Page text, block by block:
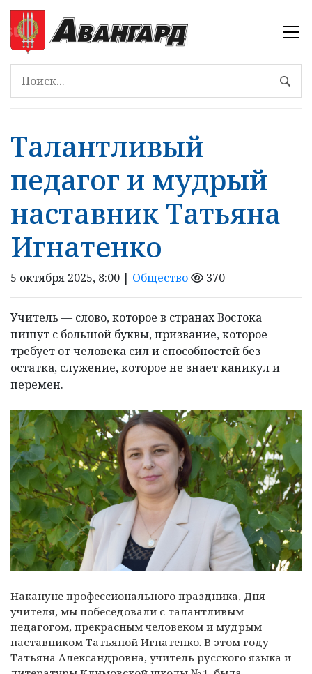
Талантливый
педагог и мудрый
наставник Татьяна
Игнатенко
5 октября 2025, 8:00 | Общество 370
Учитель — слово, которое в странах Востока
пишут с большой буквы, призвание, которое
требует от человека сил и способностей без
остатка, служение, которое не знает каникул и
перемен.
Накануне профессионального праздника, Дня
учителя, мы побеседовали с талантливым
педагогом, прекрасным человеком и мудрым
наставником Татьяной Игнатенко. В этом году
Татьяна Александровна, учитель русского языка и